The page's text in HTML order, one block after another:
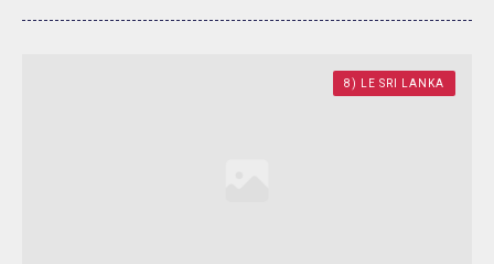
8) LE SRI LANKA